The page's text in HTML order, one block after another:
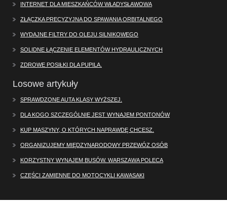
INTERNET DLA MIESZKAŃCÓW WŁADYSŁAWOWA
ZŁĄCZKA PRECYZYJNA DO SPAWANIA ORBITALNEGO
WYDAJNE FILTRY DO OLEJU SILNIKOWEGO
SOLIDNE ŁĄCZENIE ELEMENTÓW HYDRAULICZNYCH
ZDROWE POSIŁKI DLA PUPILA.
Losowe artykuły
SPRAWDZONE AUTA KLASY WYŻSZEJ.
DLA KOGO SZCZEGÓLNIE JEST WYNAJEM PONTONÓW
KUP MASZYNY, O KTÓRYCH NAPRAWDĘ CHCESZ.
ORGANIZUJEMY MIĘDZYNARODOWY PRZEWÓZ OSÓB
KORZYSTNY WYNAJEM BUSÓW. WARSZAWA POLECA
CZĘŚCI ZAMIENNE DO MOTOCYKLI KAWASAKI